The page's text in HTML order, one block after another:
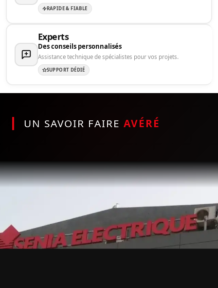
RAPIDE & FIABLE
Experts
Des conseils personnalisés
Assistance technique de spécialistes pour vos projets.
SUPPORT DÉDIÉ
UN SAVOIR FAIRE AVÉRÉ